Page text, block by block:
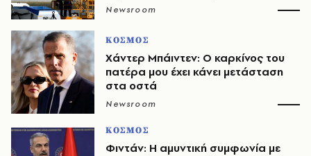
Newsroom
ΚΟΣΜΟΣ
Χάντερ Μπάιντεν: Ο καρκίνος του
πατέρα μου έχει κάνει μετάσταση
στα οστά
Newsroom
ΚΟΣΜΟΣ
Φιντάν: Η αμυντική συμφωνία με